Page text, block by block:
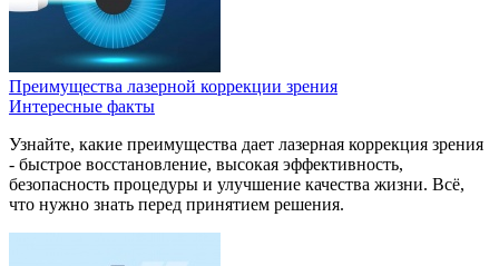
Преимущества лазерной коррекции зрения
Интересные факты
Узнайте, какие преимущества дает лазерная коррекция зрения
- быстрое восстановление, высокая эффективность,
безопасность процедуры и улучшение качества жизни. Всё,
что нужно знать перед принятием решения.